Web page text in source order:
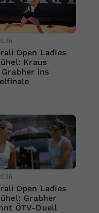
Open Ladies
Kraus
ins
Open Ladies
Grabher
ÖTV-Duell